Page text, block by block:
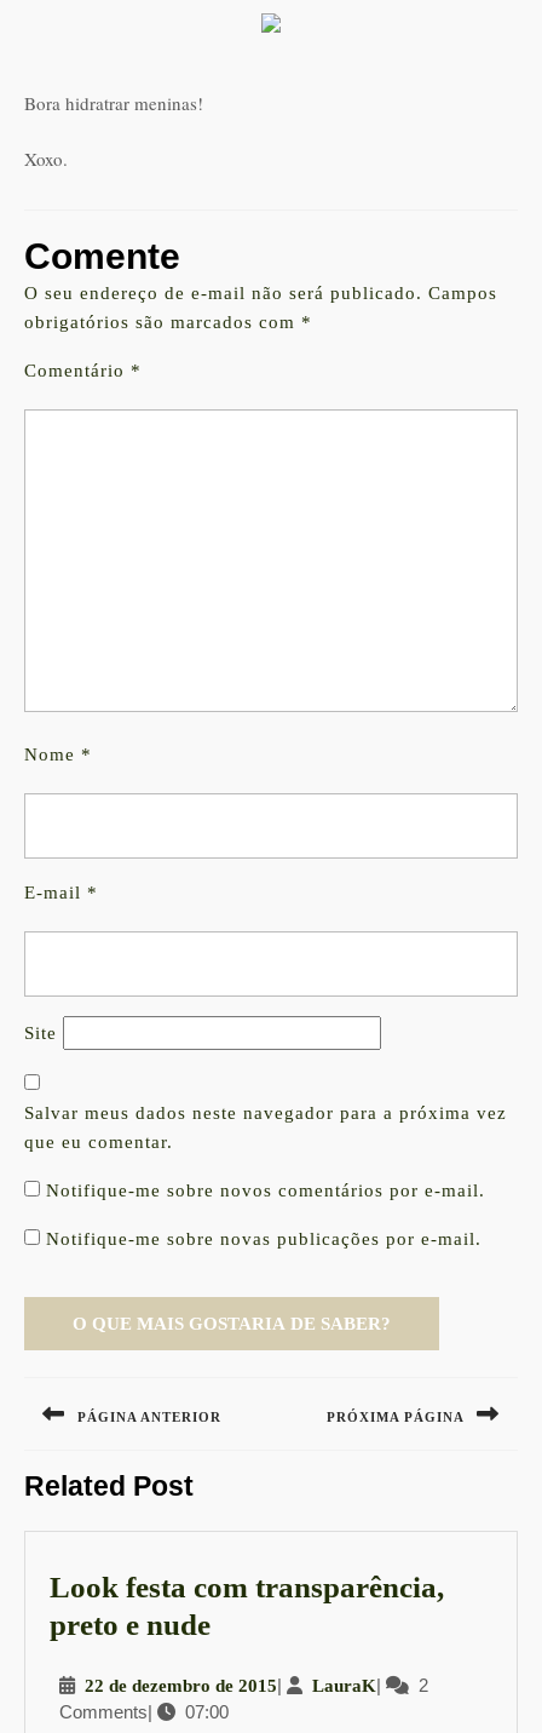
Bora hidratrar meninas!
Xoxo.
Comente
O seu endereço de e-mail não será publicado. Campos
obrigatórios são marcados com *
Comentário *
Nome *
E-mail *
Site
Salvar meus dados neste navegador para a próxima vez
que eu comentar.
Notifique-me sobre novos comentários por e-mail.
Notifique-me sobre novas publicações por e-mail.
de
PÁGINA ANTERIOR
post:
PRÓXIMA PÁGINA
Related Post
Look festa com transparência,
preto e nudeLook
com
22 de dezembro de 201522
| LauraKLauraK
|
2
Comments| 07:00